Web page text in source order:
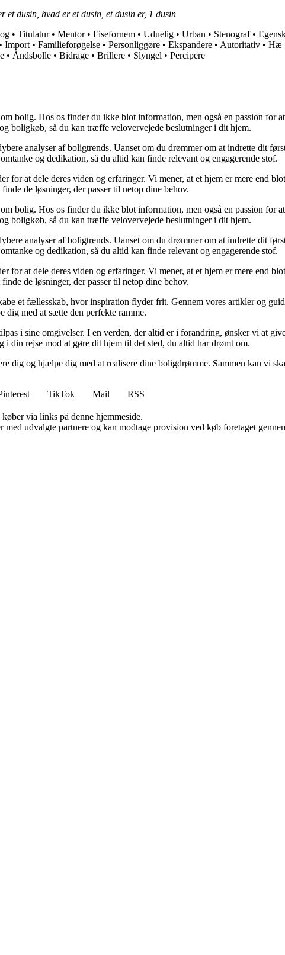
dusin, hvad er et dusin, et dusin er, 1 dusin
• Titulatur• Mentor• Fisefornem • Uduelig • Urban • Stenograf•
• Import • Familieforøgelse • Personliggøre • Ekspandere • Autoritativ • Hæ
• Åndsbolle • Bidrage • Brillere • Slyngel • Percipere
bolig. Hos os finder du ikke blot information, men også en passion for
boligkøb, så du kan træffe velovervejede beslutninger i dit hjem.
analyser af boligtrends. Uanset om du drømmer om at indrette dit
og dedikation, så du altid kan finde relevant og engagerende stof.
for at dele deres viden og erfaringer. Vi mener, at et hjem er mere end
de løsninger, der passer til netop dine behov.
bolig. Hos os finder du ikke blot information, men også en passion for
boligkøb, så du kan træffe velovervejede beslutninger i dit hjem.
analyser af boligtrends. Uanset om du drømmer om at indrette dit
og dedikation, så du altid kan finde relevant og engagerende stof.
for at dele deres viden og erfaringer. Vi mener, at et hjem er mere end
de løsninger, der passer til netop dine behov.
et fællesskab, hvor inspiration flyder frit. Gennem vores artikler og
med at sætte den perfekte ramme.
i sine omgivelser. I en verden, der altid er i forandring, ønsker vi at
din rejse mod at gøre dit hjem til det sted, du altid har drømt om.
dig og hjælpe dig med at realisere dine boligdrømme. Sammen kan vi
TikTok Mail
RSS
via links på denne hjemmeside.
udvalgte partnere og kan modtage provision ved køb foretaget